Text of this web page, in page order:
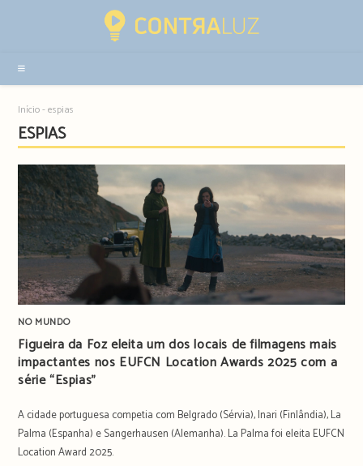
sidebar
Início-espias
ESPIAS
NO MUNDO
Figueira da Foz eleita um dos locais de filmagens mais
impactantes nos EUFCN Location Awards 2025 com a
série “Espias”
A cidade portuguesa competia com Belgrado (Sérvia), Inari (Finlândia), La
Palma (Espanha) e Sangerhausen (Alemanha). La Palma foi eleita EUFCN
Location Award 2025.